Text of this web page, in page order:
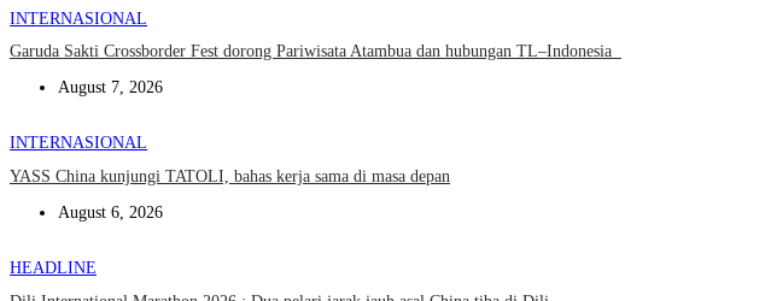
INTERNASIONAL
Garuda Sakti Crossborder Fest dorong Pariwisata Atambua dan hubungan TL–Indonesia
August 7, 2026
INTERNASIONAL
YASS China kunjungi TATOLI, bahas kerja sama di masa depan
August 6, 2026
HEADLINE